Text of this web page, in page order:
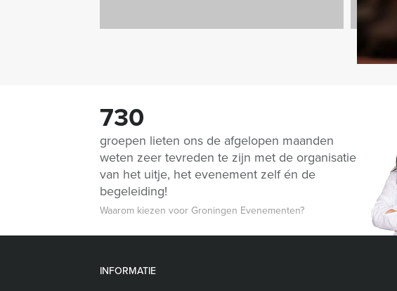
730
groepen lieten ons de afgelopen maanden
weten zeer tevreden te zijn met de organisatie
van het uitje, het evenement zelf én de
begeleiding!
Waarom kiezen voor Groningen Evenementen?
INFORMATIE